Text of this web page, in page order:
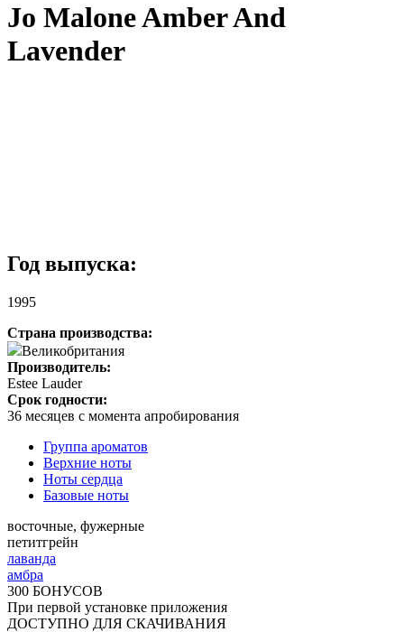
Jo Malone Amber And
Lavender
Год выпуска:
1995
Страна производства:
Великобритания
Производитель:
Estee Lauder
Срок годности:
36 месяцев с момента апробирования
Группа ароматов
Верхние ноты
Ноты сердца
Базовые ноты
восточные, фужерные
петитгрейн
лаванда
амбра
300 БОНУСОВ
При первой установке приложения
ДОСТУПНО ДЛЯ СКАЧИВАНИЯ